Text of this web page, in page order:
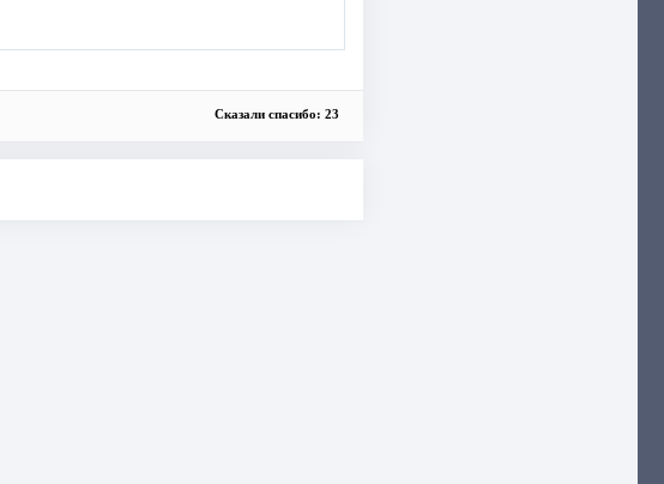
Сказали спасибо: 23